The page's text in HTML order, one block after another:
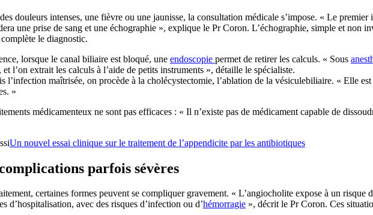
douleurs intenses, une fièvre ou une jaunisse, la consultation médicale s’impose. « Le
une prise de sang et une échographie », explique le Pr Coron. L’échographie, simple et
le diagnostic.
lorsque le canal biliaire est bloqué, une endoscopie permet de retirer les calculs. « Sous
l’on extrait les calculs à l’aide de petits instruments », détaille le spécialiste.
l’infection maîtrisée, on procède à la cholécystectomie, l’ablation de la vésiculebiliaire. « Elle
»
médicamenteux ne sont pas efficaces : « Il n’existe pas de médicament capable de
Un nouvel essai clinique sur le traitement de l’appendicite par les antibiotiques
parfois sévères
certaines formes peuvent se compliquer gravement. « L’angiocholite expose à un
d’hospitalisation, avec des risques d’infection ou d’hémorragie», décrit le Pr Coron. Ces